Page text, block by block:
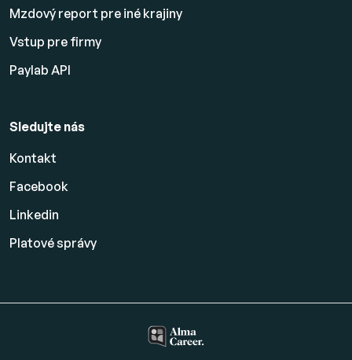
Mzdový report pre iné krajiny
Vstup pre firmy
Paylab API
Sledujte nás
Kontakt
Facebook
Linkedin
Platovésprávy